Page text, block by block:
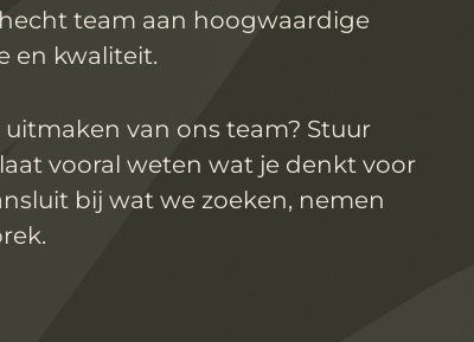
team aan hoogwaardige
en kwaliteit.
van ons team? Stuur
vooral weten wat je denkt voor
bij wat we zoeken, nemen